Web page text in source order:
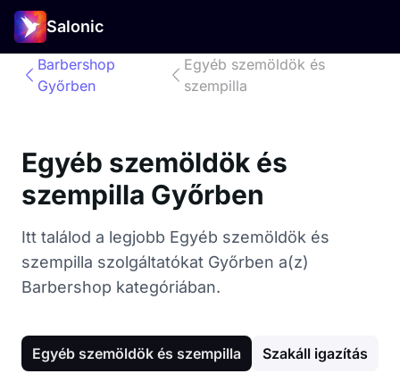
Salonic
Barbershop
Győrben
Egyéb szemöldök és
szempilla
Egyéb szemöldök és
szempilla Győrben
Itt találod a legjobb Egyéb szemöldök és
szempilla szolgáltatókat Győrben a(z)
Barbershop kategóriában.
Egyéb szemöldök és szempilla Szakáll igazítás